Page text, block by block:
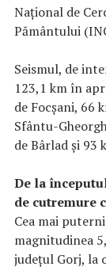
Naţional de
Pământului
Seismul, de
123,1 km în
de Focşani, 66
Sfântu-
de Bârlad şi 93
De la
de cutremure
Cea mai
magnitudinea
judeţul Gorj, la